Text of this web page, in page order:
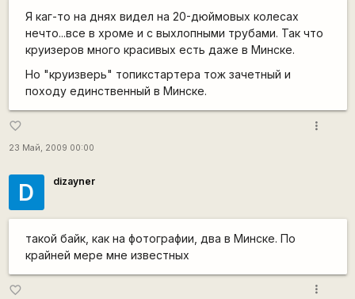
Я каг-то на днях видел на 20-дюймовых колесах
нечто...все в хроме и с выхлопными трубами. Так что
круизеров много красивых есть даже в Минске.
Но "круизверь" топикстартера тож зачетный и
походу единственный в Минске.
favorite_border
23 Май, 2009 00:00
more_vert
D dizayner
такой байк, как на фотографии, два в Минске. По
крайней мере мне известных
favorite_border more_vert